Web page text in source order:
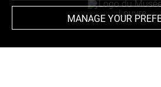
MANAGE YOUR